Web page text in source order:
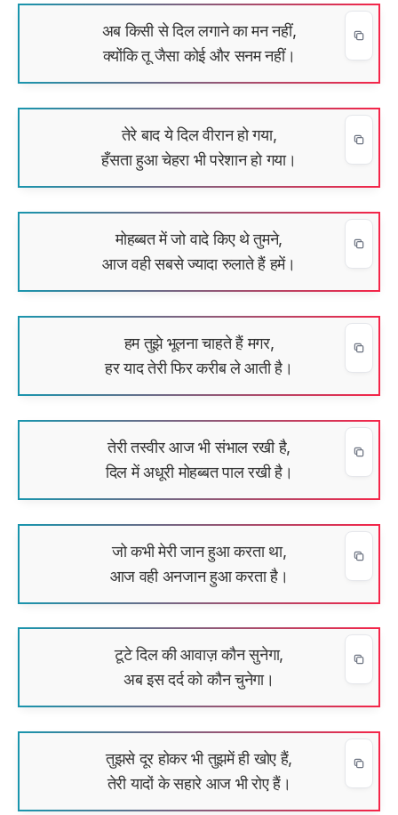
अब किसी से दिल लगाने का मन नहीं,
क्योंकि तू जैसा कोई और सनम नहीं।
तेरे बाद ये दिल वीरान हो गया,
हँसता हुआ चेहरा भी परेशान हो गया।
मोहब्बत में जो वादे किए थे तुमने,
आज वही सबसे ज्यादा रुलाते हैं हमें।
हम तुझे भूलना चाहते हैं मगर,
हर याद तेरी फिर करीब ले आती है।
तेरी तस्वीर आज भी संभाल रखी है,
दिल में अधूरी मोहब्बत पाल रखी है।
जो कभी मेरी जान हुआ करता था,
आज वही अनजान हुआ करता है।
टूटे दिल की आवाज़ कौन सुनेगा,
अब इस दर्द को कौन चुनेगा।
तुझसे दूर होकर भी तुझमें ही खोए हैं,
तेरी यादों के सहारे आज भी रोए हैं।